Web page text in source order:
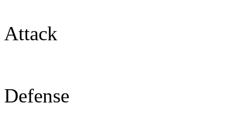
Attack
Defense